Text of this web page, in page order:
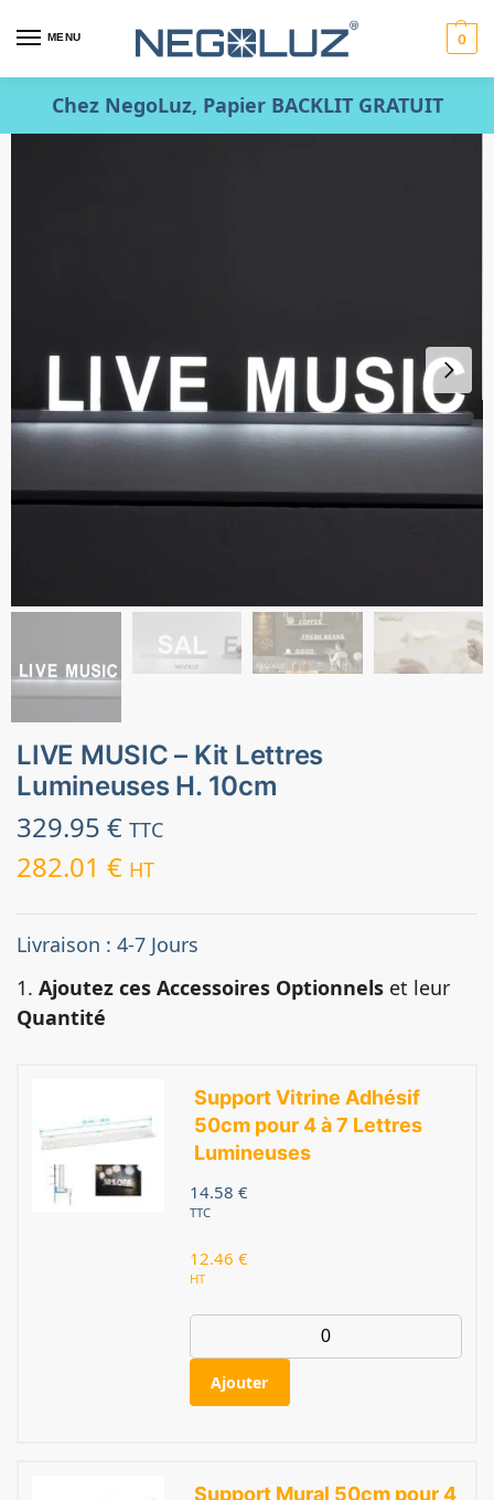
MENU 0
Chez NegoLuz, Papier BACKLIT GRATUIT
LIVE MUSIC – Kit Lettres
Lumineuses H. 10cm
329.95 € TTC
282.01 € HT
Livraison : 4-7 Jours
1. Ajoutez ces Accessoires Optionnels et leur
Quantité
Support Vitrine Adhésif
50cm pour 4 à 7 Lettres
Lumineuses
14.58 €
TTC
12.46 €
HT
Ajouter
Support Mural 50cm pour 4